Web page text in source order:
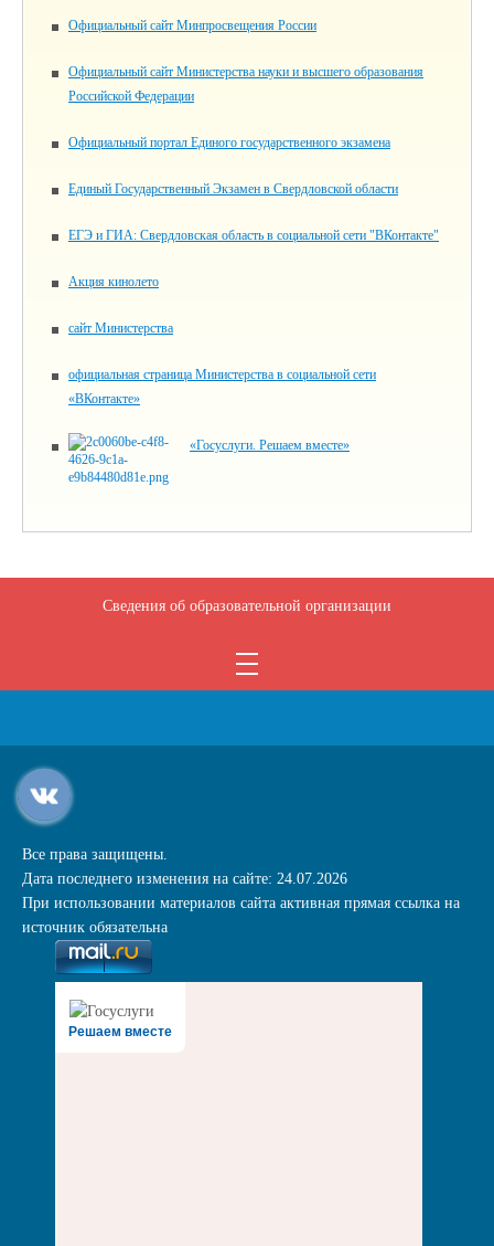
Официальный сайт Минпросвещения России
Официальный сайт Министерства науки и высшего образования
Российской Федерации
Официальный портал Единого государственного экзамена
Единый Государственный Экзамен в Свердловской области
ЕГЭ и ГИА: Свердловская область в социальной сети "ВКонтакте"
Акция кинолето
сайт Министерства
официальная страница Министерства в социальной сети
«ВКонтакте»
«Госуслуги. Решаем вместе»
Сведения об образовательной организации
Все права защищены.
Дата последнего изменения на сайте: 24.07.2026
При использовании материалов сайта активная прямая ссылка на
источник обязательна
Решаем вместе